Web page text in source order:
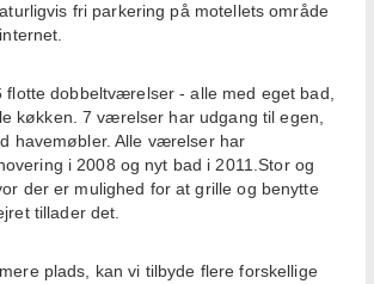
fri parkering på motellets område
flotte dobbeltværelser - alle med eget bad,
køkken. 7 værelser har udgang til egen,
havemøbler. Alle værelser har
i 2008 og nyt bad i 2011.Stor og
der er mulighed for at grille og benytte
tillader det.
plads, kan vi tilbyde flere forskellige